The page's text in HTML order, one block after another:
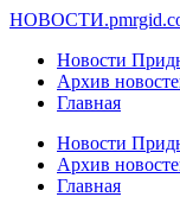
НОВОСТИ.
Новости
Архив
Главная
Новости
Архив
Главная